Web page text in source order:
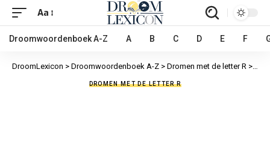
Aa
Droomwoordenboek A-Z A B C D E F
DroomLexicon > Droomwoordenboek A-Z > Dromen met de letter R >
DROMEN MET DE LETTER R